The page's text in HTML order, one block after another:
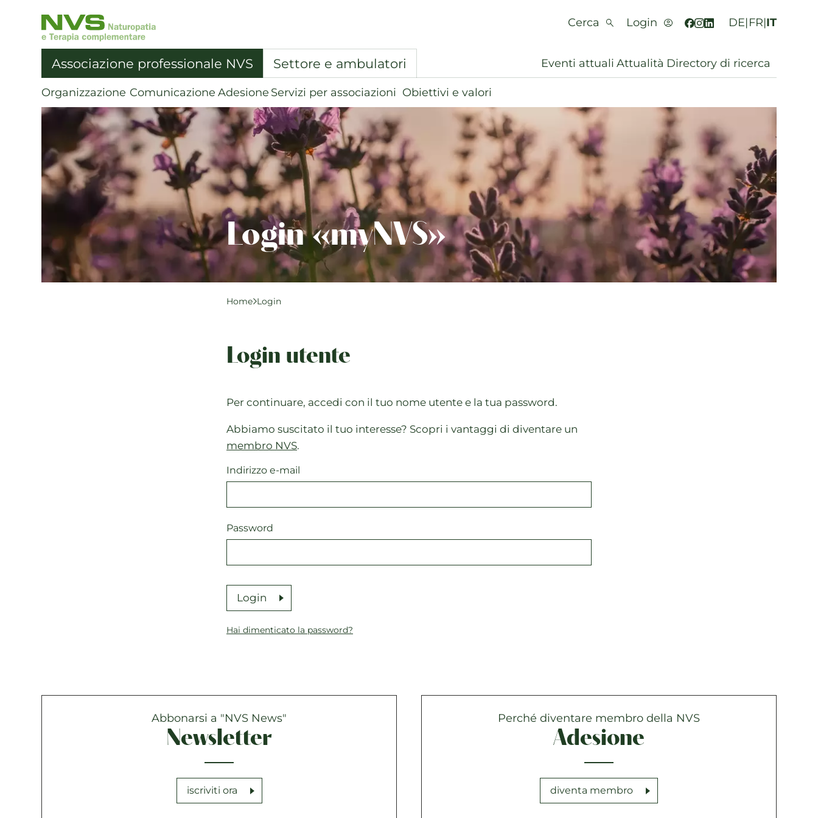
NVS
Associazione
Naturopatia
|
alla
iniziale
Cerca Login DE|FR|IT
Associazione professionale NVS Settore e ambulatori Eventi attuali Attualità Directory di ricerca
Organizzazione Comunicazione Adesione Servizi per associazioni Obiettivi e valori
Login «myNVS»
Home Login
Login utente
Per continuare, accedi con il tuo nome utente e la tua password.
Abbiamo suscitato il tuo interesse? Scopri i vantaggi di diventare un
membro NVS.
Indirizzo e-mail
Password
Login
Hai dimenticato la password?
Abbonarsi a "NVS News"
Newsletter
iscriviti ora
Perché diventare membro della NVS
Adesione
diventa membro